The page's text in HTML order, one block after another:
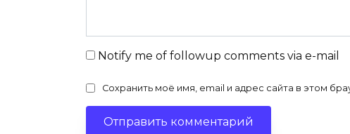
Notify me of followup comments via e-mail
Сохранить моё имя, email и адрес сайта в этом